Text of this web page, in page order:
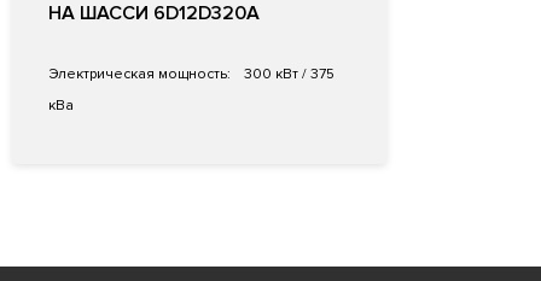
НА ШАССИ 6D12D320A
Электрическая мощность:
300 кВт / 375
кВа